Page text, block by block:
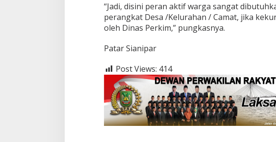
“Jadi, disini peran aktif warga sangat
perangkat Desa /Kelurahan / Camat, jika
oleh Dinas Perkim,” pungkasnya.
Patar Sianipar
Post Views: 414